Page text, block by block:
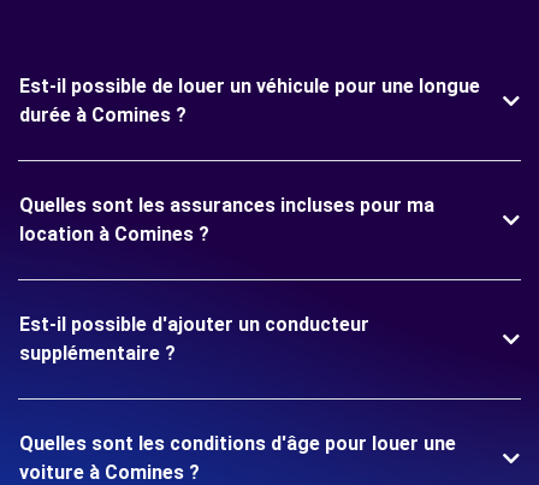
Est-il possible de louer un véhicule pour une longue
durée à Comines ?
Quelles sont les assurances incluses pour ma
location à Comines ?
Est-il possible d'ajouter un conducteur
supplémentaire ?
Quelles sont les conditions d'âge pour louer une
voiture à Comines ?